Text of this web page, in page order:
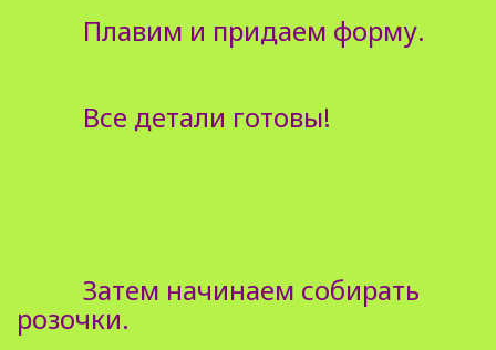
Плавим и придаем форму.
Все детали готовы!
Затем начинаем собирать
розочки.